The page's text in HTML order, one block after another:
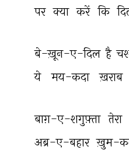
पर क्या करें कि
बे-ख़ून-ए-दिल है
ये
मय-कदा ख़राब
बाग़-ए-शगुफ़्ता तेरा
अब्र-ए-बहार ख़ुम-